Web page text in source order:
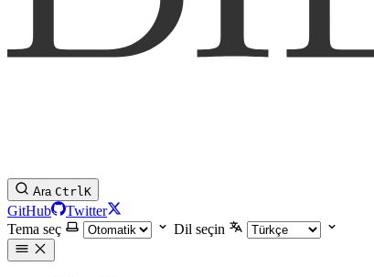
Ara CtrlK
GitHub
Twitter
Tema seç
Dil seçin